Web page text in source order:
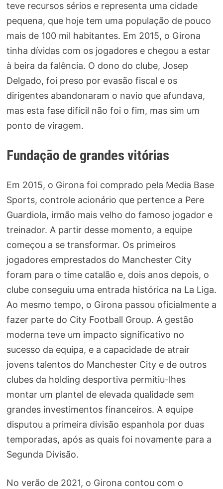
teve recursos sérios e representa uma cidade
pequena, que hoje tem uma população de pouco
mais de 100 mil habitantes. Em 2015, o Girona
tinha dívidas com os jogadores e chegou a estar
à beira da falência. O dono do clube, Josep
Delgado, foi preso por evasão fiscal e os
dirigentes abandonaram o navio que afundava,
mas esta fase difícil não foi o fim, mas sim um
ponto de viragem.
Fundação de grandes vitórias
Em 2015, o Girona foi comprado pela Media Base
Sports, controle acionário que pertence a Pere
Guardiola, irmão mais velho do famoso jogador e
treinador. A partir desse momento, a equipe
começou a se transformar. Os primeiros
jogadores emprestados do Manchester City
foram para o time catalão e, dois anos depois, o
clube conseguiu uma entrada histórica na La Liga.
Ao mesmo tempo, o Girona passou oficialmente a
fazer parte do City Football Group. A gestão
moderna teve um impacto significativo no
sucesso da equipa, e a capacidade de atrair
jovens talentos do Manchester City e de outros
clubes da holding desportiva permitiu-lhes
montar um plantel de elevada qualidade sem
grandes investimentos financeiros. A equipe
disputou a primeira divisão espanhola por duas
temporadas, após as quais foi novamente para a
Segunda Divisão.
No verão de 2021, o Girona contou com o